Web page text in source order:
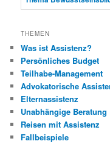
THEMEN
Was ist Assistenz?
Persönliches Budget
Teilhabe-Management
Advokatorische
Elternassistenz
Unabhängige Beratung
Reisen mit Assistenz
Fallbeispiele